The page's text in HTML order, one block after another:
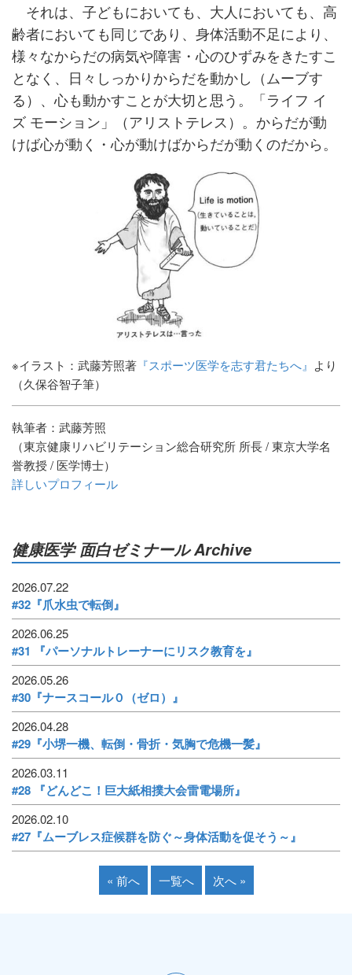
それは、子どもにおいても、大人においても、高
齢者においても同じであり、身体活動不足により、
様々なからだの病気や障害・心のひずみをきたすこ
となく、日々しっかりからだを動かし（ムーブす
る）、心も動かすことが大切と思う。「ライフ イ
ズ モーション」（アリストテレス）。からだが動
けば心が動く・心が動けばからだが動くのだから。
※イラスト：武藤芳照著 『スポーツ医学を志す君たちへ』 より
（久保谷智子筆）
執筆者：武藤芳照
（東京健康リハビリテーション総合研究所 所長 / 東京大学名
誉教授 / 医学博士）
詳しいプロフィール
健康医学 面白ゼミナール Archive
2026.07.22
#32『爪水虫で転倒』
2026.06.25
#31 『パーソナルトレーナーにリスク教育を』
2026.05.26
#30『ナースコール０（ゼロ）』
2026.04.28
#29『小堺一機、転倒・骨折・気胸で危機一髪』
2026.03.11
#28 『どんどこ！巨大紙相撲大会雷電場所』
2026.02.10
#27『ムーブレス症候群を防ぐ～身体活動を促そう～』
« 前へ 一覧へ 次へ »